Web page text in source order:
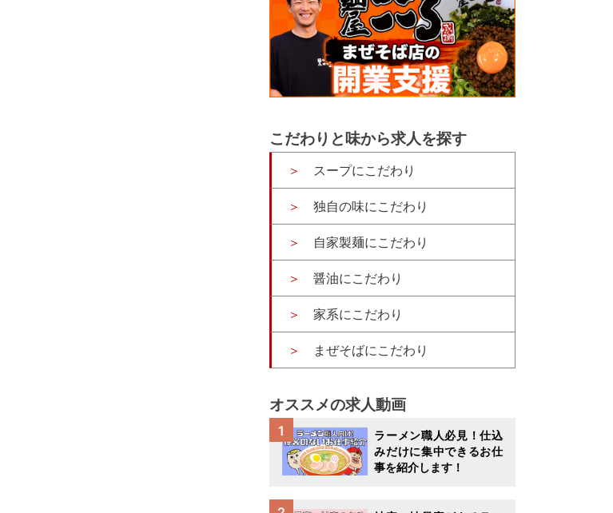
こだわりと味から求人を探す
スープにこだわり
独自の味にこだわり
自家製麺にこだわり
醤油にこだわり
家系にこだわり
まぜそばにこだわり
オススメの求人動画
ラーメン職人必見！仕込
みだけに集中できるお仕
事を紹介します！